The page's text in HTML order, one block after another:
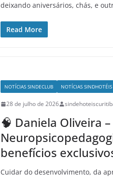
deixando aniversários, chás, e
Read More
NOTÍCIAS SINDECLUB NOTÍCIAS SINDHOTÉIS
28 de julho de 2026
🧠 Daniela Oliveira –
benefícios
Cuidar do desenvolvimento, da